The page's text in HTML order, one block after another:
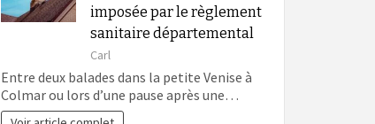
imposée par le règlement
sanitaire départemental
Carl
Entre deux balades dans la petite Venise à
Colmar ou lors d’une pause après une…